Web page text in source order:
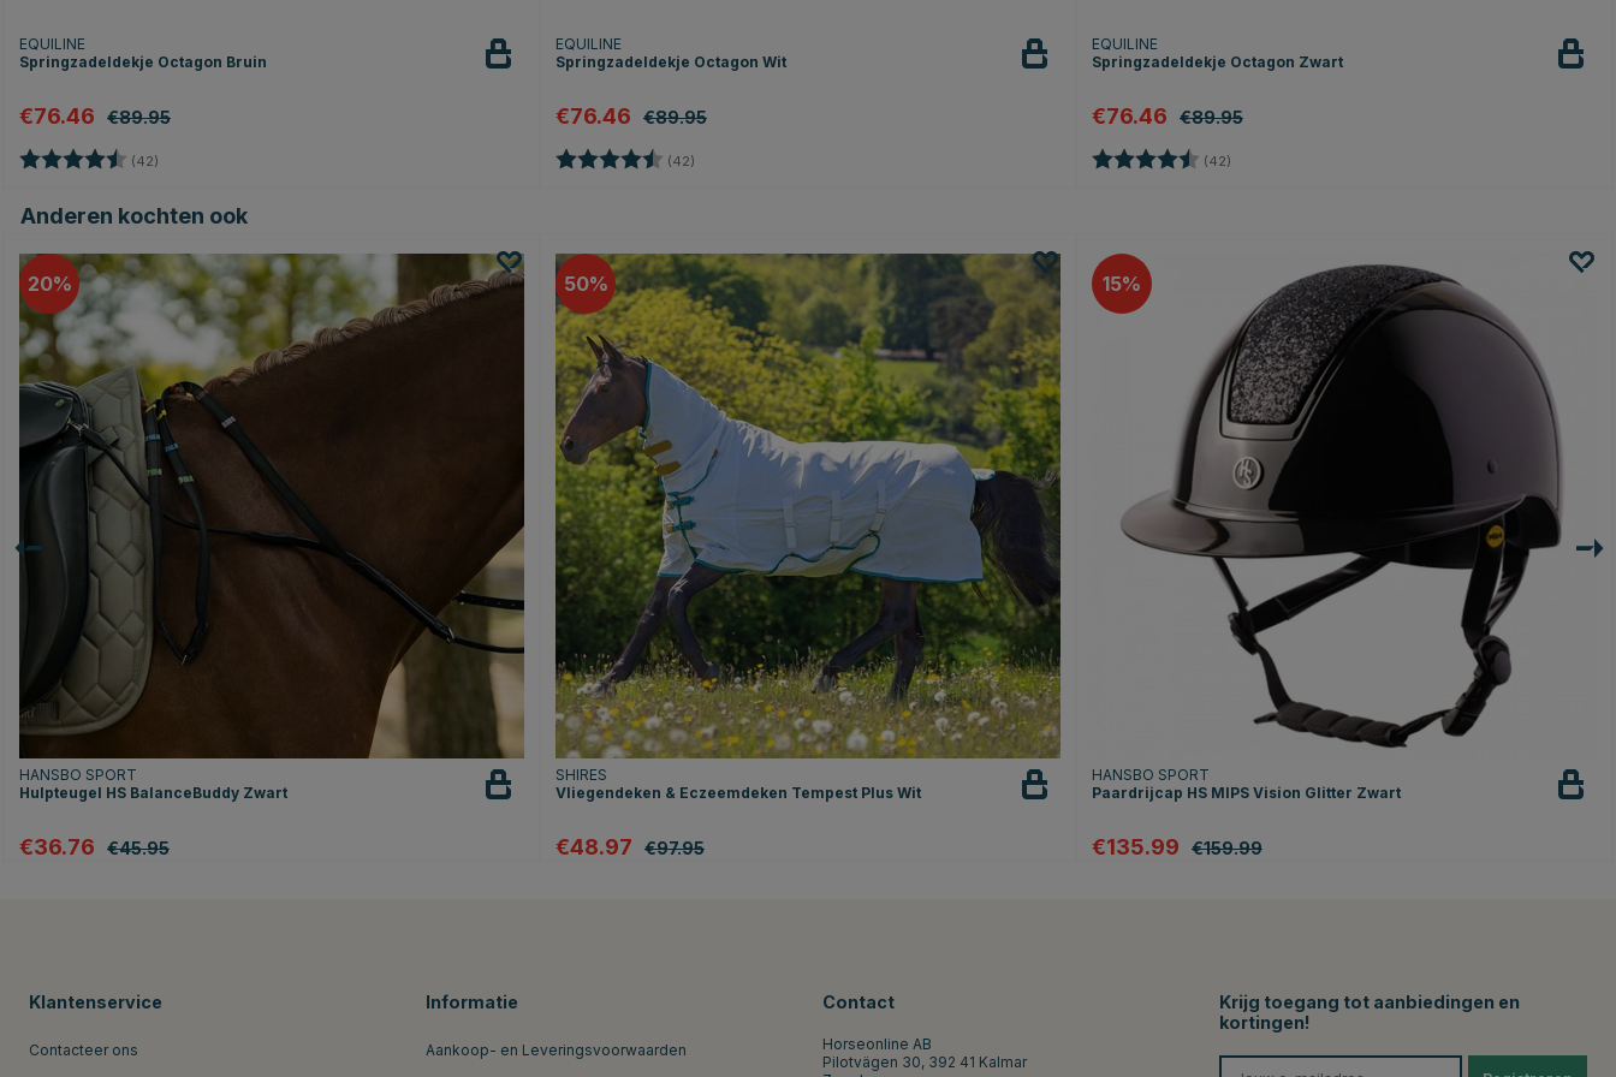
EQUILINE
Springzadeldekje Octagon Bruin
€76.46 €89.95
Beoordeling: (42)
EQUILINE
Springzadeldekje Octagon Wit
€76.46 €89.95
Beoordeling: (42)
EQUILINE
Springzadeldekje Octagon Zwart
€76.46 €89.95
Beoordeling: (42)
Anderen kochten ook
20
HANSBO SPORT
Hulpteugel HS BalanceBuddy Zwart
€36.76 €45.95
50
SHIRES
Vliegendeken & Eczeemdeken Tempest Plus Wit
€48.97 €97.95
15
HANSBO SPORT
Paardrijcap HS MIPS Vision Glitter Zwart
€135.99 €159.99
Klantenservice
Contacteer ons
Informatie
Aankoop- en Leveringsvoorwaarden
Contact
Horseonline AB
Pilotvägen 30, 392 41 Kalmar
Krijg toegang tot aanbiedingen en
kortingen!